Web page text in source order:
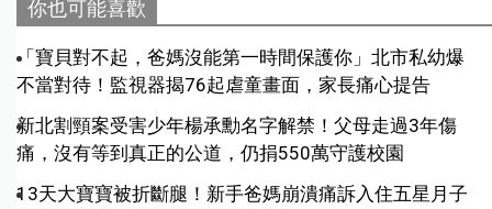
你也可能喜歡
「寶貝對不起，爸媽沒能第一時間保護你」北市私幼爆
不當對待！監視器揭76起虐童畫面，家長痛心提告
新北割頸案受害少年楊承勳名字解禁！父母走過3年傷
痛，沒有等到真正的公道，仍捐550萬守護校園
13天大寶寶被折斷腿！新手爸媽崩潰痛訴入住五星月子